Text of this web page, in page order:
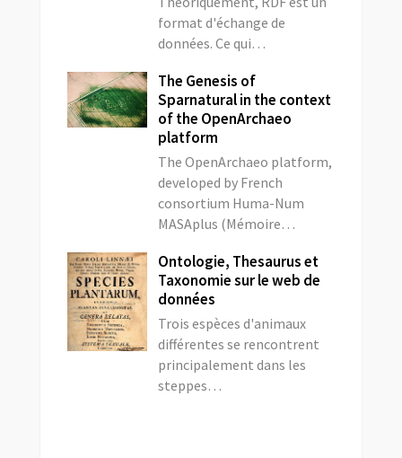
format d'échange de
données. Ce qui…
The Genesis of
Sparnatural in the context
of the OpenArchaeo
platform
The OpenArchaeo platform,
developed by French
consortium Huma-Num
MASAplus (Mémoire…
Ontologie, Thesaurus et
Taxonomie sur le web de
données
Trois espèces d'animaux
différentes se rencontrent
principalement dans les
steppes…